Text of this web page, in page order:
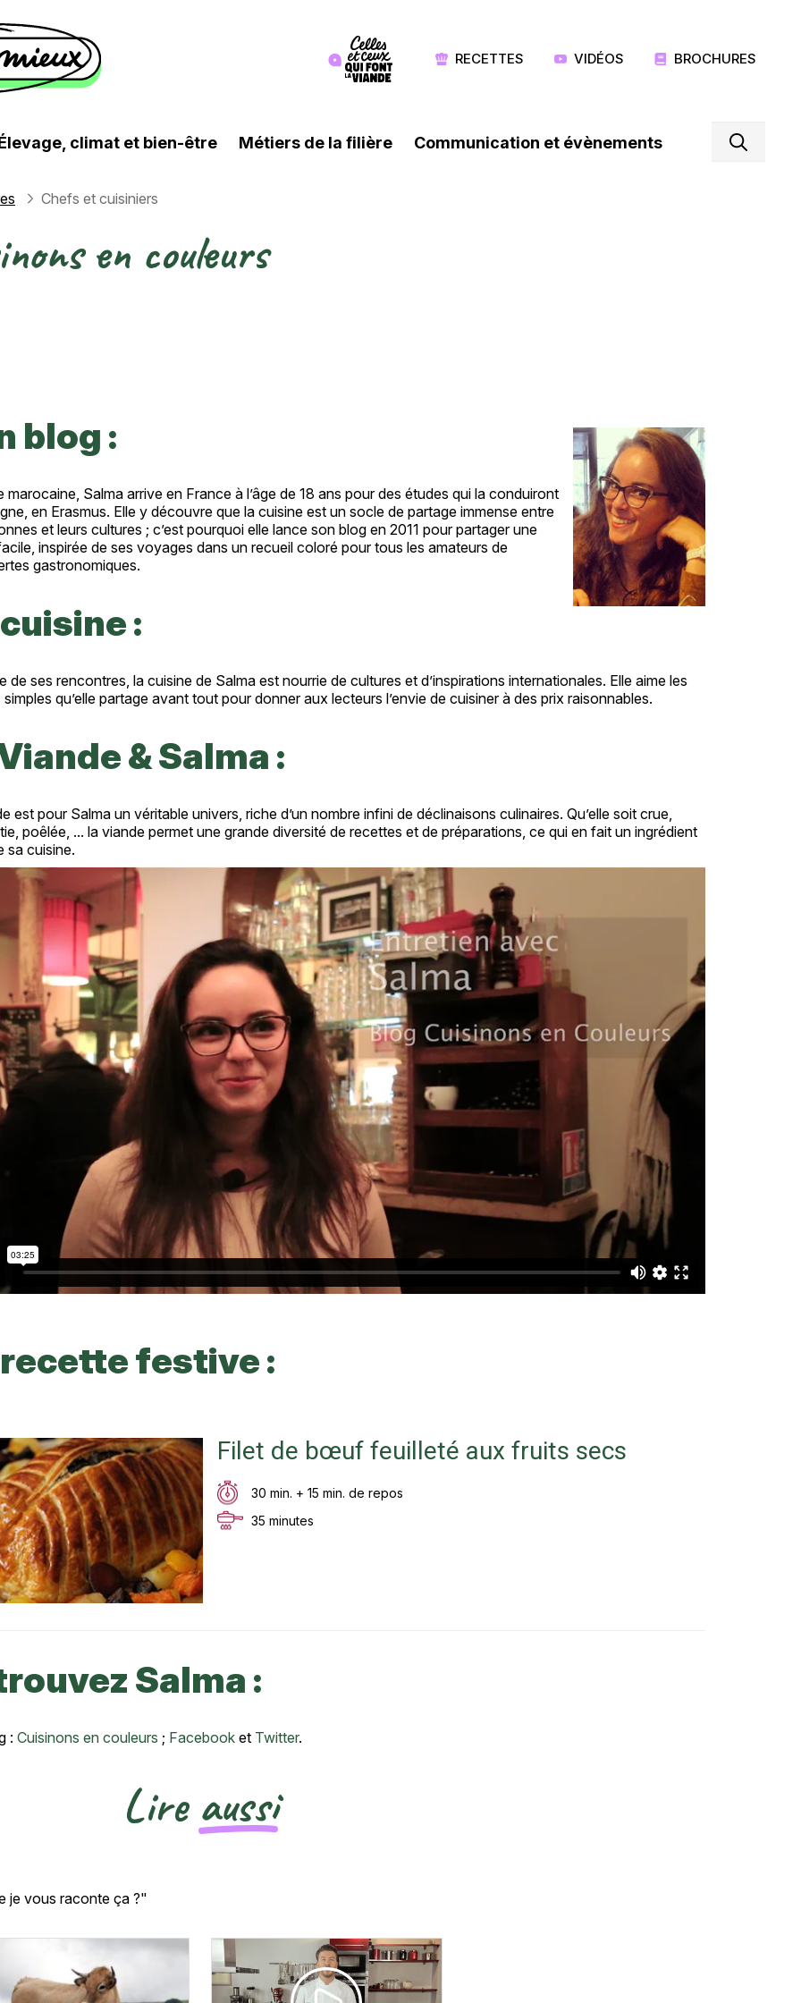
Image
RECETTES VIDÉOS BROCHURES
climat et bien-être Métiers de la filière Communication et évènements
Chefs et cuisiniers
en couleurs
blog :
marocaine, Salma arrive en France à l’âge de 18 ans pour des études qui la conduiront
en Erasmus. Elle y découvre que la cuisine est un socle de partage immense entre
et leurs cultures ; c’est pourquoi elle lance son blog en 2011 pour partager une
inspirée de ses voyages dans un recueil coloré pour tous les amateurs de
gastronomiques.
:
de ses rencontres, la cuisine de Salma est nourrie de cultures et d’inspirations internationales. Elle aime les
qu’elle partage avant tout pour donner aux lecteurs l’envie de cuisiner à des prix raisonnables.
& Salma :
est pour Salma un véritable univers, riche d’un nombre infini de déclinaisons culinaires. Qu’elle soit crue,
poêlée, ... la viande permet une grande diversité de recettes et de préparations, ce qui en fait un ingrédient
sa cuisine.
festive :
Filet de bœuf feuilleté aux fruits secs
30 min. + 15 min. de repos
35 minutes
Salma :
: Cuisinons en couleurs ; Facebooket Twitter.
Lire aussi
je vous raconte ça ?"